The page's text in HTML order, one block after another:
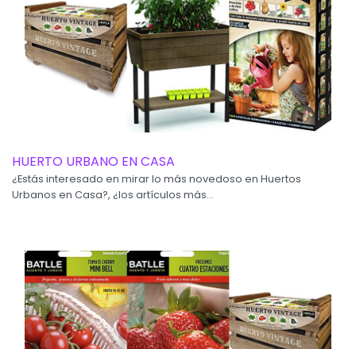
HUERTO URBANO EN CASA
¿Estás interesado en mirar lo más novedoso en Huertos
Urbanos en Casa?, ¿los artículos más...